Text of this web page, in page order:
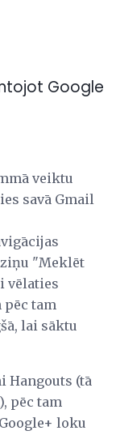
Google
veiktu
savā Gmail
"Meklēt
vēlaties
pēc tam
lai sāktu
Hangouts (tā
pēc tam
loku